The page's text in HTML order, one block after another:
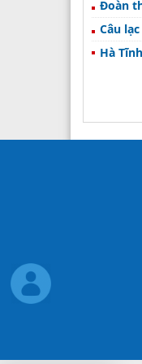
Đoàn
Câu
Hà